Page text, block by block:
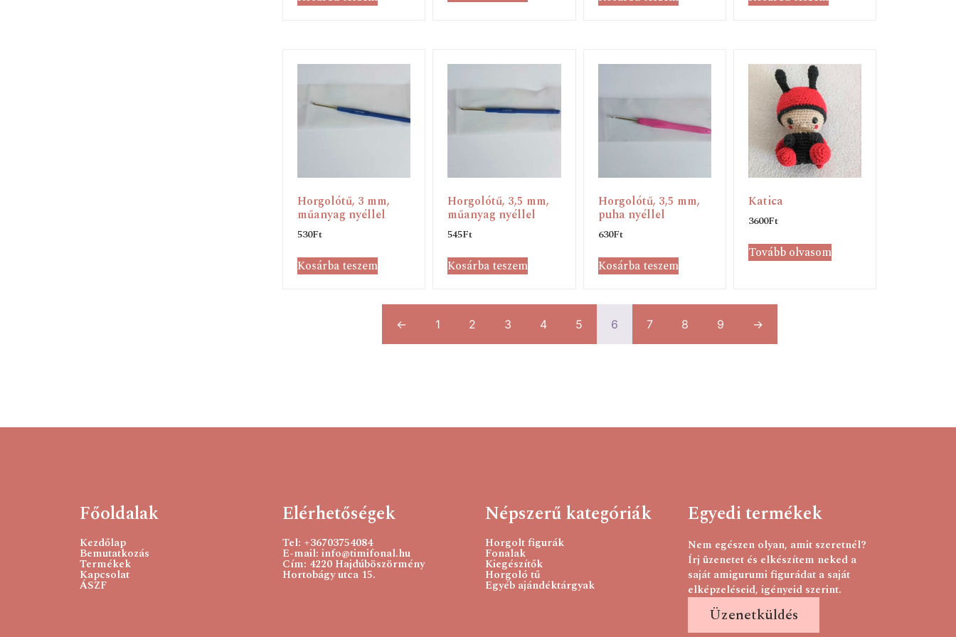
Horgolótű, 3 mm,
műanyag nyéllel
530Ft
Kosárba teszem
Horgolótű, 3,5 mm,
műanyag nyéllel
545Ft
Kosárba teszem
Horgolótű, 3,5 mm,
puha nyéllel
630Ft
Kosárba teszem
Katica
3600Ft
Tovább olvasom
← 1 2 3 4 5 6 7 8 9 →
Főoldalak
Kezdőlap
Bemutatkozás
Termékek
Kapcsolat
ÁSZF
Elérhetőségek
Tel: +36703754084
E-mail: info@timifonal.hu
Cím: 4220 Hajdúböszörmény
Hortobágy utca 15.
Népszerű kategóriák
Horgolt figurák
Fonalak
Kiegészítők
Horgoló tű
Egyéb ajándéktárgyak
Egyedi termékek
Nem egészen olyan, amit szeretnél?
Írj üzenetet és elkészítem neked a
saját amigurumi figurádat a saját
elképzeléseid, igényeid szerint.
Üzenetküldés